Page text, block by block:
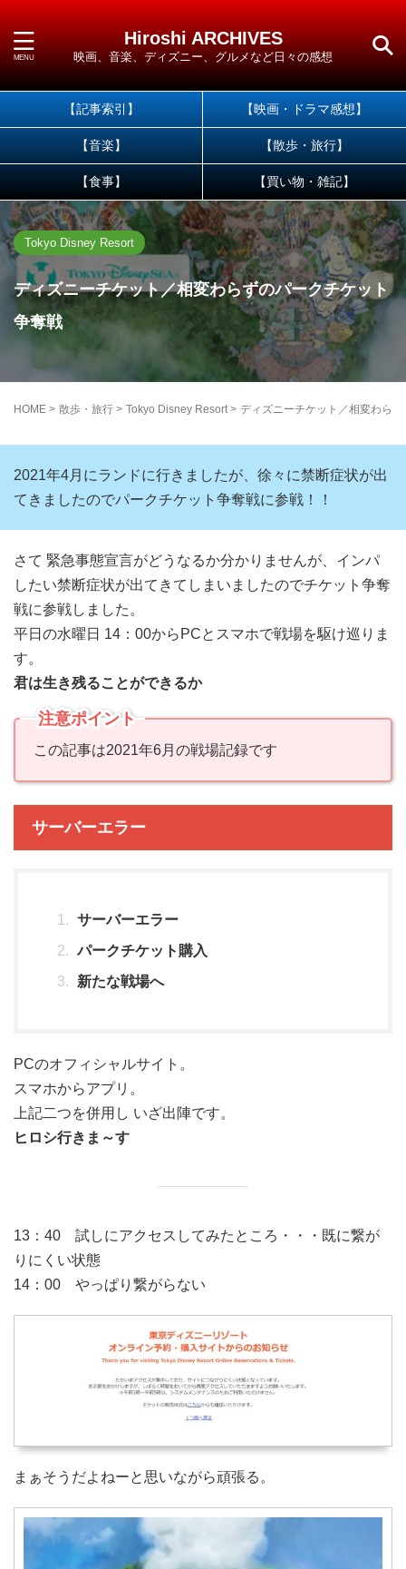
Hiroshi ARCHIVES
映画、音楽、ディズニー、グルメなど日々の感想
【記事索引】 【映画・ドラマ感想】
【音楽】 【散歩・旅行】
【食事】 【買い物・雑記】
Tokyo Disney Resort
ディズニーチケット／相変わらずのパークチケット
争奪戦
HOME > 散歩・旅行 > Tokyo Disney Resort > ディズニーチケット／相変わら
2021年4月にランドに行きましたが、徐々に禁断症状が出
てきましたのでパークチケット争奪戦に参戦！！
さて 緊急事態宣言がどうなるか分かりませんが、インパ
したい禁断症状が出てきてしまいましたのでチケット争奪
戦に参戦しました。
平日の水曜日 14：00からPCとスマホで戦場を駆け巡りま
す。
君は生き残ることができるか
注意ポイント
この記事は2021年6月の戦場記録です
サーバーエラー
サーバーエラー
パークチケット購入
新たな戦場へ
PCのオフィシャルサイト。
スマホからアプリ。
上記二つを併用し いざ出陣です。
ヒロシ行きま～す
13：40 試しにアクセスしてみたところ・・・既に繋が
りにくい状態
14：00 やっぱり繋がらない
まぁそうだよねーと思いながら頑張る。